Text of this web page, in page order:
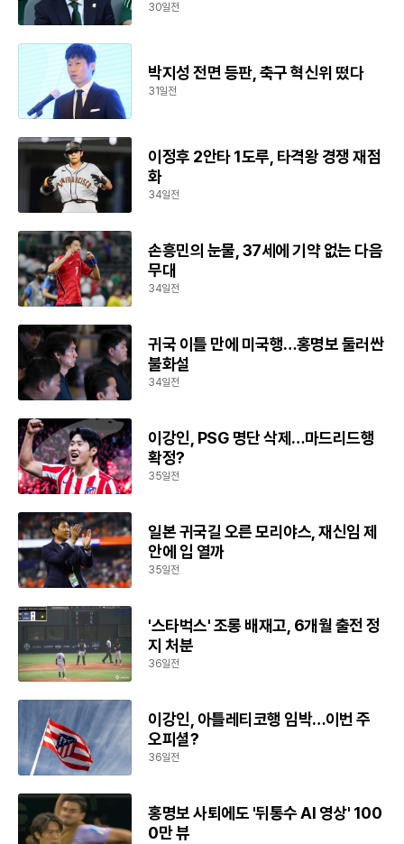
30일전
박지성 전면 등판, 축구 혁신위 떴다
31일전
이정후 2안타 1도루, 타격왕 경쟁 재점
화
34일전
손흥민의 눈물, 37세에 기약 없는 다음
무대
34일전
귀국 이틀 만에 미국행…홍명보 둘러싼
불화설
34일전
이강인, PSG 명단 삭제…마드리드행
확정?
35일전
일본 귀국길 오른 모리야스, 재신임 제
안에 입 열까
35일전
'스타벅스' 조롱 배재고, 6개월 출전 정
지 처분
36일전
이강인, 아틀레티코행 임박…이번 주
오피셜?
36일전
홍명보 사퇴에도 '뒤통수 AI 영상' 100
0만 뷰